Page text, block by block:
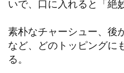
いで、口に入れると「絶
素朴なチャーシュー、後
など、どのトッピングに
る。